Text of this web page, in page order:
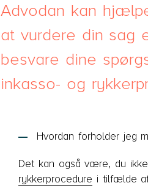
Advodan kan
at vurdere din sag
besvare dine
inkasso- og
Hvordan forholder jeg
Det kan også være, du
rykkerprocedure i tilfælde